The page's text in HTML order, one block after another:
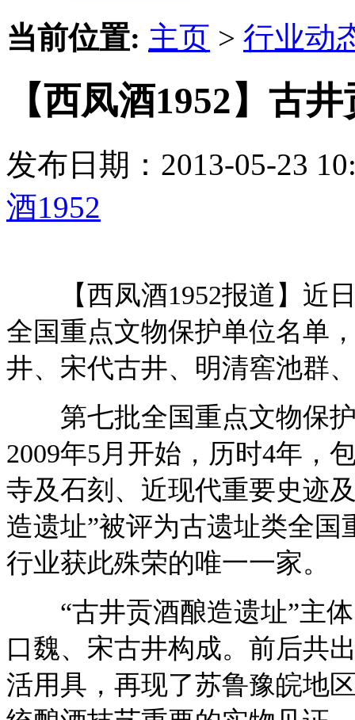
当前位置: 主页 > 行业动
【西凤酒1952】古
发布日期：2013-05-23
酒1952
【西凤酒1952报道】近日
全国重点文物保护单位名单
井、宋代古井、明清窖池群
第七批全国重点文物保护
2009年5月开始，历时4年，
寺及石刻、近现代重要史迹
造遗址”被评为古遗址类全
行业获此殊荣的唯一一家。
“古井贡酒酿造遗址”主体
口魏、宋古井构成。前后共
活用具，再现了苏鲁豫皖地